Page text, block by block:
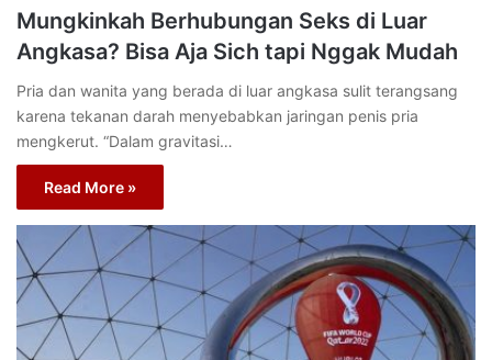
Mungkinkah Berhubungan Seks di Luar
Angkasa? Bisa Aja Sich tapi Nggak Mudah
Pria dan wanita yang berada di luar angkasa sulit terangsang
karena tekanan darah menyebabkan jaringan penis pria
mengkerut. “Dalam gravitasi…
Read More »